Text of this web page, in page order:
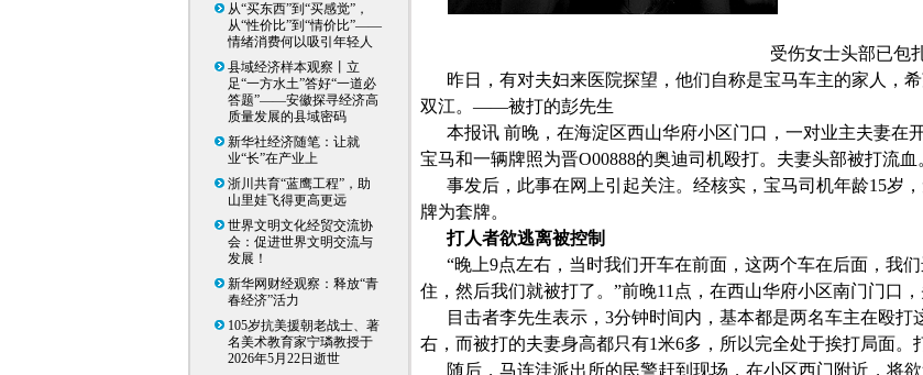
从“买东西”到“买感觉”，
从“性价比”到“情价比”——
情绪消费何以吸引年轻人
县域经济样本观察丨立
足“一方水土”答好“一道必
答题”——安徽探寻经济高
质量发展的县域密码
新华社经济随笔：让就
业“长”在产业上
浙川共育“蓝鹰工程”，助
山里娃飞得更高更远
世界文明文化经贸交流协
会：促进世界文明交流与
发展！
新华网财经观察：释放“青
春经济”活力
105岁抗美援朝老战士、著
名美术教育家宁璘教授于
2026年5月22日逝世
受伤女士头部已包扎
昨日，有对夫妇来医院探望，他们自称是宝马车主的家人，
双江。——被打的彭先生
本报讯 前晚，在海淀区西山华府小区门口，一对业主夫妻在
宝马和一辆牌照为晋O00888的奥迪司机殴打。夫妻头部被打流血
事发后，此事在网上引起关注。经核实，宝马司机年龄15岁
牌为套牌。
打人者欲逃离被控制
“晚上9点左右，当时我们开车在前面，这两个车在后面，我
住，然后我们就被打了。”前晚11点，在西山华府小区南门门口
目击者李先生表示，3分钟时间内，基本都是两名车主在殴
右，而被打的夫妻身高都只有1米6多，所以完全处于挨打局面。
随后，马连洼派出所的民警赶到现场，在小区西门附近，将欲